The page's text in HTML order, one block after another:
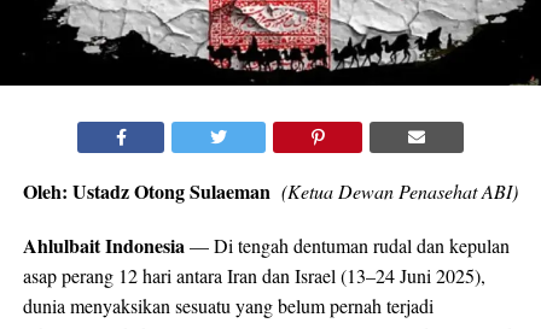
Oleh: Ustadz Otong Sulaeman (Ketua Dewan Penasehat ABI)
Ahlulbait Indonesia — Di tengah dentuman rudal dan kepulan
asap perang 12 hari antara Iran dan Israel (13–24 Juni 2025),
dunia menyaksikan sesuatu yang belum pernah terjadi